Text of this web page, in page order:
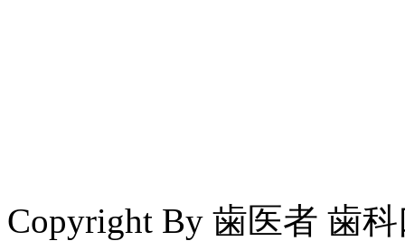
Copyright By 歯医者 歯